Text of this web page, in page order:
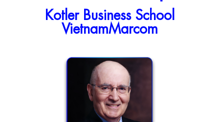
Kotler Business School
VietnamMarcom